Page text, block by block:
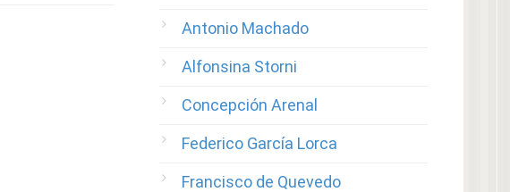
Antonio Machado
Alfonsina Storni
Concepción Arenal
Federico García Lorca
Francisco de Quevedo